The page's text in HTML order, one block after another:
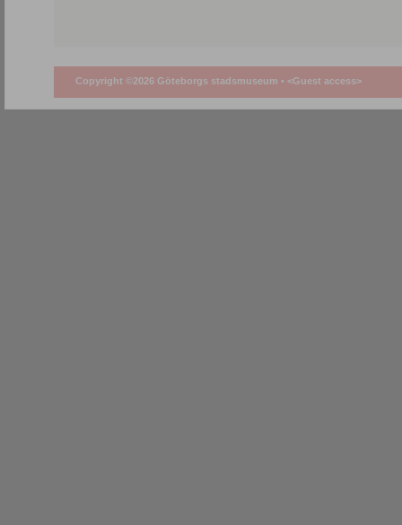
Copyright ©2026 Göteborgs stadsmuseum • <Guest access>